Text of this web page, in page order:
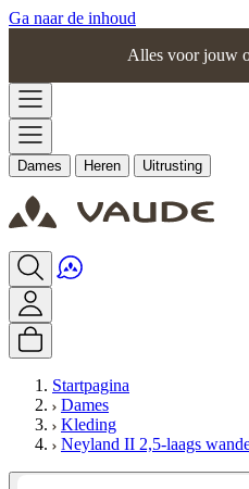
Ga naar de inhoud
Alles voor jouw
Dames Heren Uitrusting
Startpagina
Dames
Kleding
Neyland II 2,5-laags